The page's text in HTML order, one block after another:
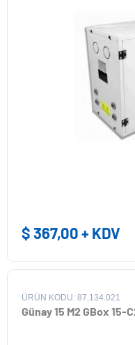
$367,00+ KDV
ÜRÜN KODU: 87.134.021
Günay 15 M2 GBox